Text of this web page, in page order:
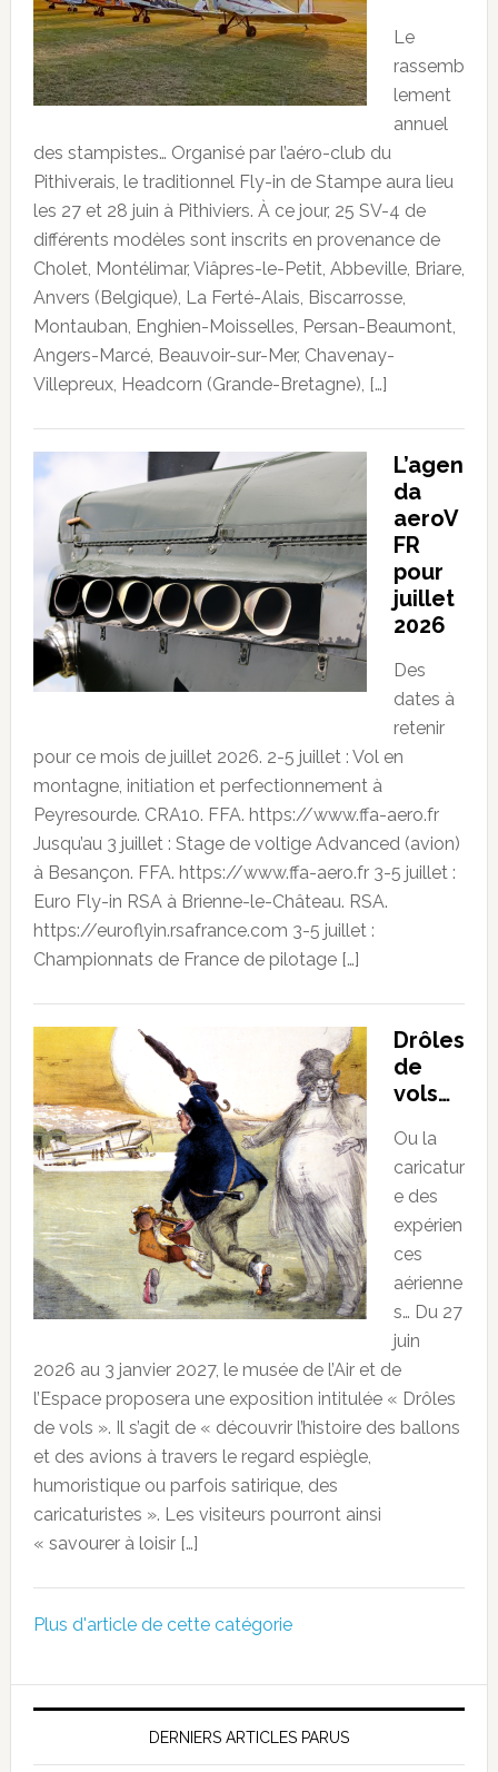
Le
rassemb
lement
annuel
des stampistes… Organisé par l’aéro-club du
Pithiverais, le traditionnel Fly-in de Stampe aura lieu
les 27 et 28 juin à Pithiviers. À ce jour, 25 SV-4 de
différents modèles sont inscrits en provenance de
Cholet, Montélimar, Viâpres-le-Petit, Abbeville, Briare,
Anvers (Belgique), La Ferté-Alais, Biscarrosse,
Montauban, Enghien-Moisselles, Persan-Beaumont,
Angers-Marcé, Beauvoir-sur-Mer, Chavenay-
Villepreux, Headcorn (Grande-Bretagne), […]
L’agen
da
aeroV
FR
pour
juillet
2026
Des
dates à
retenir
pour ce mois de juillet 2026. 2-5 juillet : Vol en
montagne, initiation et perfectionnement à
Peyresourde. CRA10. FFA. https://www.ffa-aero.fr
Jusqu’au 3 juillet : Stage de voltige Advanced (avion)
à Besançon. FFA. https://www.ffa-aero.fr 3-5 juillet :
Euro Fly-in RSA à Brienne-le-Château. RSA.
https://euroflyin.rsafrance.com 3-5 juillet :
Championnats de France de pilotage […]
Drôles
de
vols…
Ou la
caricatur
e des
expérien
ces
aérienne
s… Du 27
juin
2026 au 3 janvier 2027, le musée de l’Air et de
l’Espace proposera une exposition intitulée « Drôles
de vols ». Il s’agit de « découvrir l’histoire des ballons
et des avions à travers le regard espiègle,
humoristique ou parfois satirique, des
caricaturistes ». Les visiteurs pourront ainsi
« savourer à loisir […]
Plus d'article de cette catégorie
DERNIERS ARTICLES PARUS